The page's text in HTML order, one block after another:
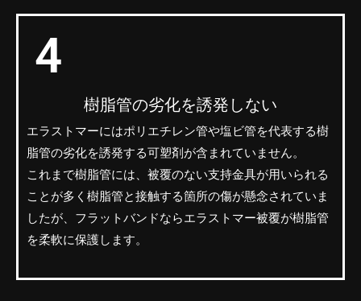
4
樹脂管の劣化を誘発しない
エラストマーにはポリエチレン管や塩ビ管を代表する樹
脂管の劣化を誘発する可塑剤が含まれていません。
これまで樹脂管には、被覆のない支持金具が用いられる
ことが多く樹脂管と接触する箇所の傷が懸念されていま
したが、フラットバンドならエラストマー被覆が樹脂管
を柔軟に保護します。